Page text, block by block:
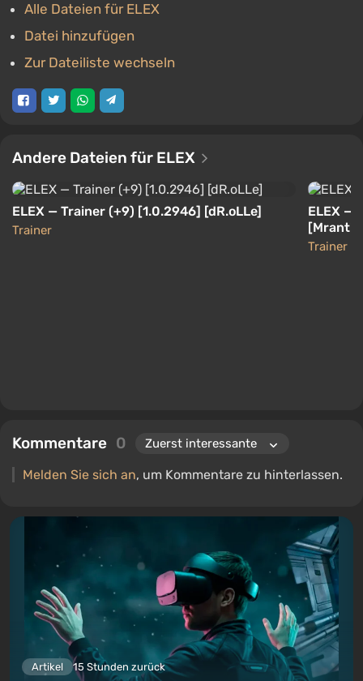
Alle Dateien für ELEX
Datei hinzufügen
Zur Dateiliste wechseln
Andere Dateien für ELEX
ELEX — Trainer (+9) [1.0.2946] [dR.oLLe]
Trainer
ELEX —
Trainer
Kommentare 0
Melden Sie sich an, um Kommentare zu hinterlassen.
Artikel 15 Stunden zurück